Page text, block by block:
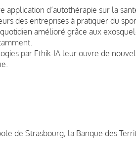
application d’autothérapie sur la
des entreprises à pratiquer du
amélioré grâce aux
par Ethik-IA leur ouvre de
de Strasbourg, la Banque des